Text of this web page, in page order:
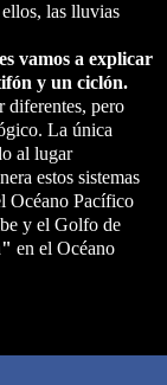
las lluvias
vamos a explicar
y un ciclón.
diferentes, pero
La única
al lugar
estos sistemas
Océano Pacífico
y el Golfo de
en el Océano